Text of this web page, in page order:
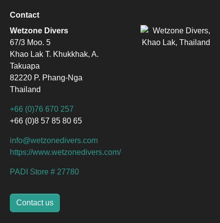
Contact
Wetzone Divers
67/3 Moo. 5
Khao Lak T. Khukkhak, A.
Takuapa
82220 P. Phang-Nga
Thailand
+66 (0)76 670 257
+66 (0)8 57 85 80 65
info@wetzonedivers.com
https://www.wetzonedivers.com/
PADI Store # 27780
Contact us